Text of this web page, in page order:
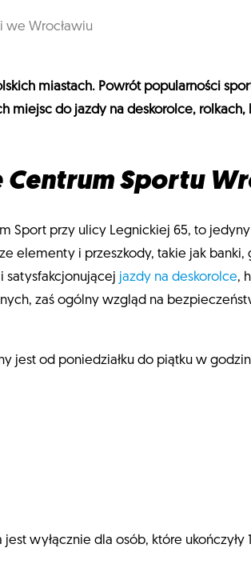
we Wrocławiu
miastach. Powrót popularności
miejsc do jazdy na deskorolce,
Sportu
Sport przy ulicy Legnickiej 65, to
elementy i przeszkody, takie jak
satysfakcjonującej jazdy na deskorolce,
zaś ogólny wzgląd na
jest od poniedziałku do piątku w
wyłącznie dla osób, które ukończyły